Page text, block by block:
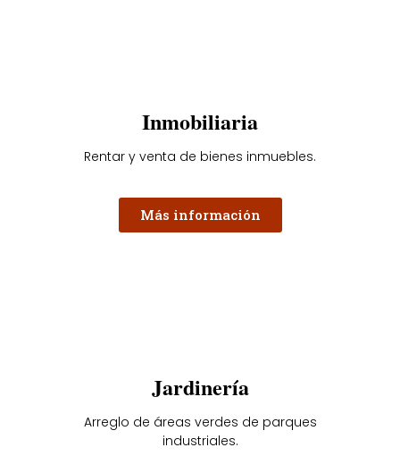
Inmobiliaria
Rentar y venta de bienes inmuebles.
Más información
Jardinería
Arreglo de áreas verdes de parques
industriales.